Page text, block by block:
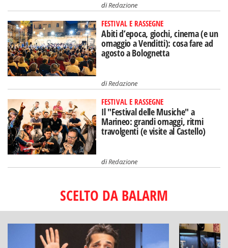
diRedazione
FESTIVAL E RASSEGNE
Abiti d’epoca, giochi, cinema (e un
omaggio a Venditti): cosa fare ad
agosto a Bolognetta
diRedazione
FESTIVAL E RASSEGNE
Il "Festival delle Musiche" a
Marineo: grandi omaggi, ritmi
travolgenti (e visite al Castello)
diRedazione
SCELTO DA BALARM